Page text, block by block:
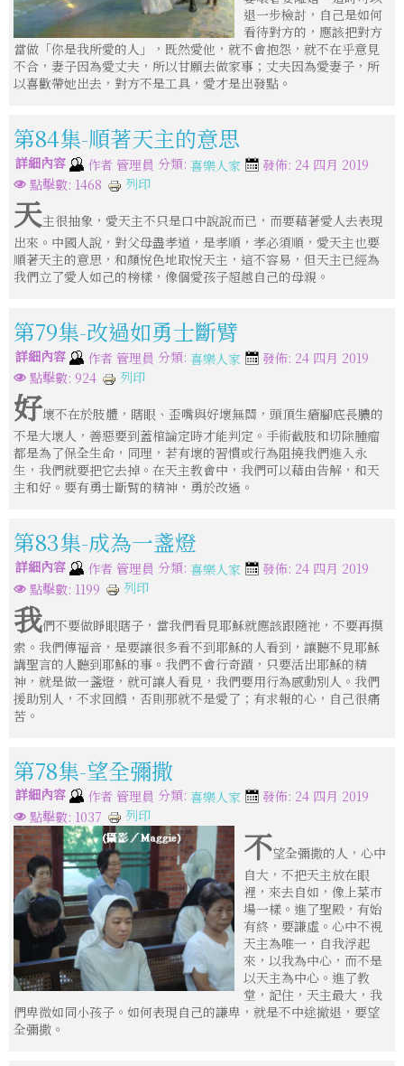
退一步檢討，自己是如何
看待對方的，應該把對方
當做「你是我所愛的人」，既然愛他，就不會抱怨，就不在乎意見
不合，妻子因為愛丈夫，所以甘願去做家事；丈夫因為愛妻子，所
以喜歡帶她出去，對方不是工具，愛才是出發點。
第84集-順著天主的意思
詳細內容 作者 管理員 分類: 喜樂人家
發佈: 24 四月 2019
點擊數: 1468
列印
天主很抽象，愛天主不只是口中說說而已，而要藉著愛人去表現
出來。中國人說，對父母盡孝道，是孝順，孝必須順，愛天主也要
順著天主的意思，和顏悅色地取悅天主，這不容易，但天主已經為
我們立了愛人如己的榜樣，像個愛孩子超越自己的母親。
第79集-改過如勇士斷臂
詳細內容 作者 管理員 分類: 喜樂人家
發佈: 24 四月 2019
點擊數: 924
列印
好壞不在於肢體，瞎眼、歪嘴與好壞無關，頭頂生瘡腳底長膿的
不是大壞人，善惡要到蓋棺論定時才能判定。手術截肢和切除腫瘤
都是為了保全生命，同理，若有壞的習慣或行為阻撓我們進入永
生，我們就要把它去掉。在天主教會中，我們可以藉由告解，和天
主和好。要有勇士斷臂的精神，勇於改過。
第83集-成為一盞燈
詳細內容 作者 管理員 分類: 喜樂人家
發佈: 24 四月 2019
點擊數: 1199
列印
我們不要做睜眼瞎子，當我們看見耶穌就應該跟隨祂，不要再摸
索。我們傳福音，是要讓很多看不到耶穌的人看到，讓聽不見耶穌
講聖言的人聽到耶穌的事。我們不會行奇蹟，只要活出耶穌的精
神，就是做一盞燈，就可讓人看見，我們要用行為感動別人。我們
援助別人，不求回饋，否則那就不是愛了；有求報的心，自己很痛
苦。
第78集-望全彌撒
詳細內容 作者 管理員 分類: 喜樂人家
發佈: 24 四月 2019
點擊數: 1037
列印
不望全彌撒的人，心中
自大，不把天主放在眼
裡，來去自如，像上菜市
場一樣。進了聖殿，有始
有終，要謙虛。心中不視
天主為唯一，自我浮起
來，以我為中心，而不是
以天主為中心。進了教
堂，記住，天主最大，我
們卑微如同小孩子。如何表現自己的謙卑，就是不中途撤退，要望
全彌撒。